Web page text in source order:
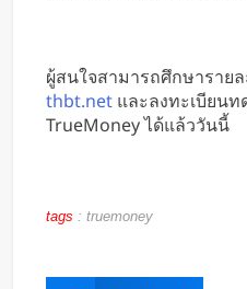
ผู้สนใจสามารถศึกษารายล
thbt.net และลงทะเบียน
TrueMoney ได้แล้ววันนี้
tags : truemoney